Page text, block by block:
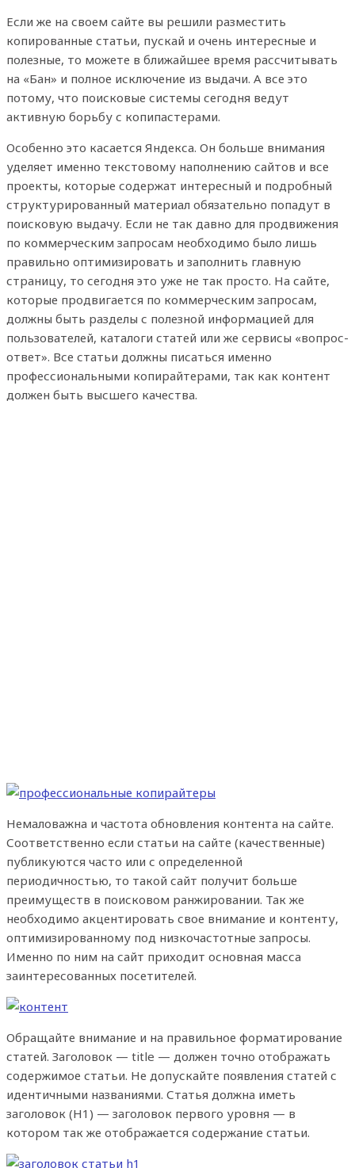
Если же на своем сайте вы решили разместить
копированные статьи, пускай и очень интересные и
полезные, то можете в ближайшее время рассчитывать
на «Бан» и полное исключение из выдачи. А все это
потому, что поисковые системы сегодня ведут
активную борьбу с копипастерами.
Особенно это касается Яндекса. Он больше внимания
уделяет именно текстовому наполнению сайтов и все
проекты, которые содержат интересный и подробный
структурированный материал обязательно попадут в
поисковую выдачу. Если не так давно для продвижения
по коммерческим запросам необходимо было лишь
правильно оптимизировать и заполнить главную
страницу, то сегодня это уже не так просто. На сайте,
которые продвигается по коммерческим запросам,
должны быть разделы с полезной информацией для
пользователей, каталоги статей или же сервисы «вопрос-
ответ». Все статьи должны писаться именно
профессиональными копирайтерами, так как контент
должен быть высшего качества.
Немаловажна и частота обновления контента на сайте.
Соответственно если статьи на сайте (качественные)
публикуются часто или с определенной
периодичностью, то такой сайт получит больше
преимуществ в поисковом ранжировании. Так же
необходимо акцентировать свое внимание и контенту,
оптимизированному под низкочастотные запросы.
Именно по ним на сайт приходит основная масса
заинтересованных посетителей.
Обращайте внимание и на правильное форматирование
статей. Заголовок — title — должен точно отображать
содержимое статьи. Не допускайте появления статей с
идентичными названиями. Статья должна иметь
заголовок (Н1) — заголовок первого уровня — в
котором так же отображается содержание статьи.